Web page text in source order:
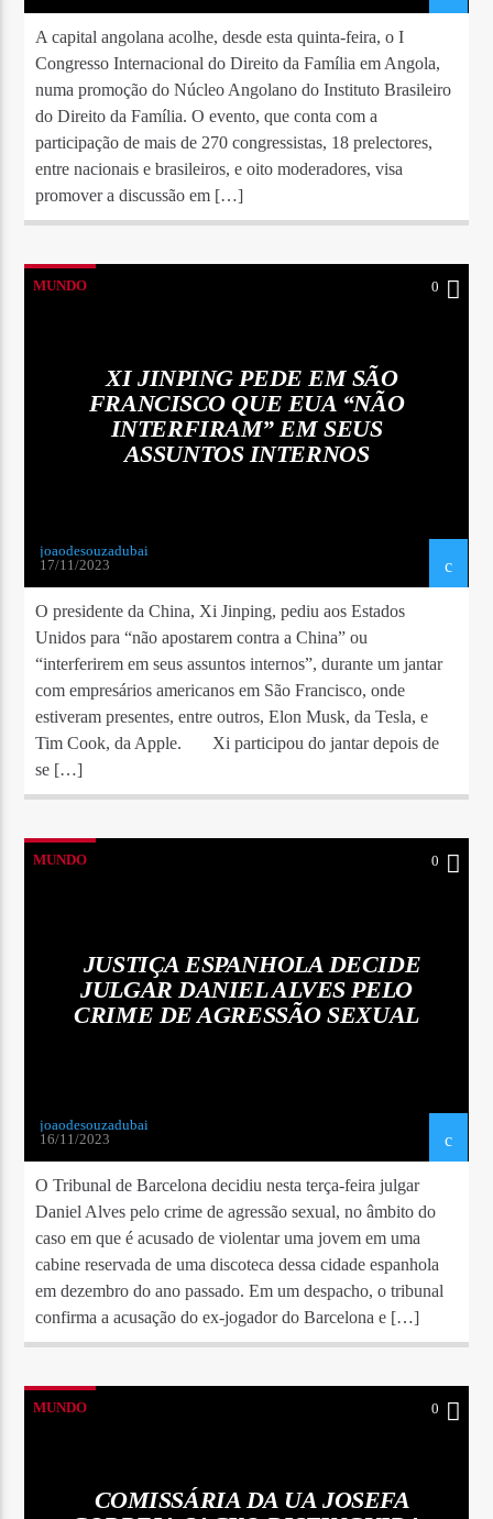
A capital angolana acolhe, desde esta quinta-feira, o I
Congresso Internacional do Direito da Família em Angola,
numa promoção do Núcleo Angolano do Instituto Brasileiro
do Direito da Família. O evento, que conta com a
participação de mais de 270 congressistas, 18 prelectores,
entre nacionais e brasileiros, e oito moderadores, visa
promover a discussão em […]
MUNDO 0
XI JINPING PEDE EM SÃO
FRANCISCO QUE EUA “NÃO
INTERFIRAM” EM SEUS
ASSUNTOS INTERNOS
joaodesouzadubai
17/11/2023
O presidente da China, Xi Jinping, pediu aos Estados
Unidos para “não apostarem contra a China” ou
“interferirem em seus assuntos internos”, durante um jantar
com empresários americanos em São Francisco, onde
estiveram presentes, entre outros, Elon Musk, da Tesla, e
Tim Cook, da Apple. Xi participou do jantar depois de
se […]
MUNDO 0
JUSTIÇA ESPANHOLA DECIDE
JULGAR DANIEL ALVES PELO
CRIME DE AGRESSÃO SEXUAL
joaodesouzadubai
16/11/2023
O Tribunal de Barcelona decidiu nesta terça-feira julgar
Daniel Alves pelo crime de agressão sexual, no âmbito do
caso em que é acusado de violentar uma jovem em uma
cabine reservada de uma discoteca dessa cidade espanhola ​​
em dezembro do ano passado. Em um despacho, o tribunal
confirma a acusação do ex-jogador do Barcelona e […]
MUNDO 0
COMISSÁRIA DA UA JOSEFA